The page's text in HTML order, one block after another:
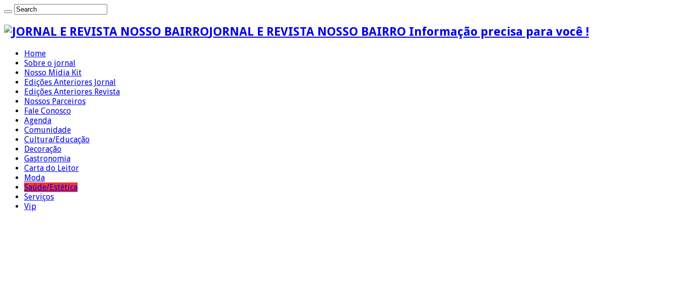
JORNAL E REVISTA NOSSO BAIRRO Informação precisa para você !
Home
Sobre o jornal
Nosso Midia Kit
Edições Anteriores Jornal
Edições Anteriores Revista
Nossos Parceiros
Fale Conosco
Agenda
Comunidade
Cultura/Educação
Decoração
Gastronomia
Carta do Leitor
Moda
Saúde/Estética
Serviços
Vip